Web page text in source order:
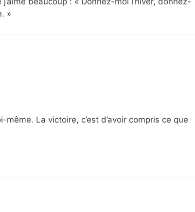
»
La victoire, c’est d’avoir compris ce que